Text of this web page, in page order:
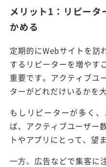
メリット1：リピー
かめる
定期的にWebサイトを訪
するリピーターを増やす
重要です。アクティブユ
ターがどれだけいるかを
もしリピーターが多く
ば、アクティブユーザー
トやアプリにとって、望
一方、広告などで集客に